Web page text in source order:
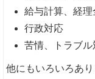
給与計算、経理
行政対応
苦情、トラブル
他にもいろいろあ